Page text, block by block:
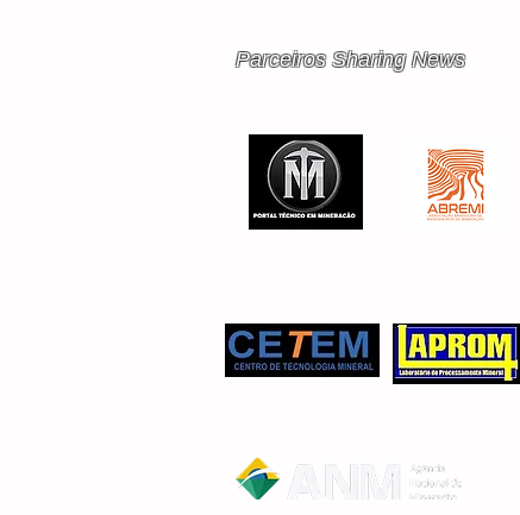
Parceiros Sharing News